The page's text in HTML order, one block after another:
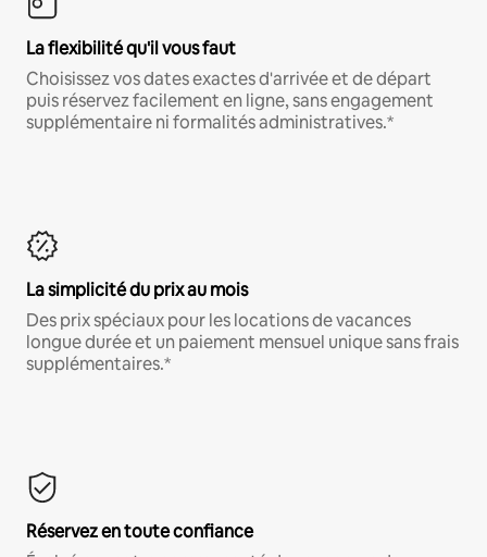
La flexibilité qu'il vous faut
Choisissez vos dates exactes d'arrivée et de départ
puis réservez facilement en ligne, sans engagement
supplémentaire ni formalités administratives.*
La simplicité du prix au mois
Des prix spéciaux pour les locations de vacances
longue durée et un paiement mensuel unique sans frais
supplémentaires.*
Réservez en toute confiance